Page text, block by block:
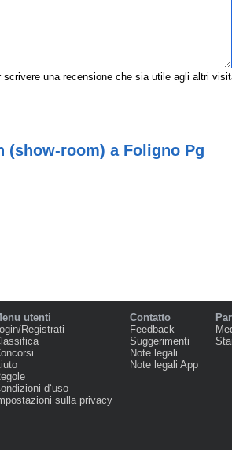
scrivere una recensione che sia utile agli altri
(show-room) a Foligno Pg
utenti
Registrati
d‘uso
sulla privacy
Contatto
Feedback
Suggerimenti
Note legali
Note legali App